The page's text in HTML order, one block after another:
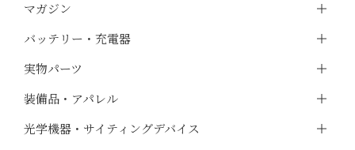
マガジン
バッテリー・充電器
実物パーツ
装備品・アパレル
光学機器・サイティングデバイス